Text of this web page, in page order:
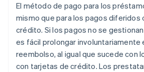
El método de pago para los
mismo que para los pagos diferidos
crédito. Si los pagos no se
es fácil prolongar involuntariamente
reembolso, al igual que sucede con
con tarjetas de crédito. Los